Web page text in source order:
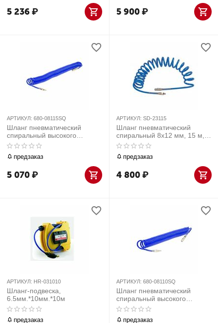
5 236₽ 5 900₽
АРТИКУЛ: 680-08115SQ
Шланг пневматический
спиральный высокого
давления 8х12 мм, 15 м,
полиуретановый, фитинги
МАСТАК 680-08115SQ
предзаказ
5 070₽
АРТИКУЛ: SD-23115
Шланг пневматический
спиральный 8х12 мм, 15 м,
М1/4 полиуретановый
предзаказ
4 800₽
АРТИКУЛ: HR-031010
Шланг-подвеска,
6.5мм.*10мм.*10м
предзаказ
АРТИКУЛ: 680-08110SQ
Шланг пневматический
спиральный высокого
давления 8х12 мм, 10 м,
полиуретановый, фитинги
предзаказ